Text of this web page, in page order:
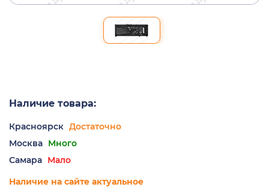
Наличие товара:
Красноярск Достаточно
Москва Много
Самара Мало
Наличие на сайте актуальное